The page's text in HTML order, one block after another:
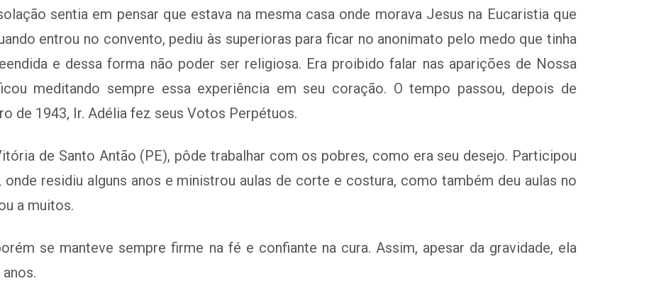
sentia em pensar que estava na mesma casa onde morava Jesus na Eucaristia que
entrou no convento, pediu às superioras para ficar no anonimato pelo medo que tinha
e dessa forma não poder ser religiosa. Era proibido falar nas aparições de Nossa
meditando sempre essa experiência em seu coração. O tempo passou, depois de
de 1943, Ir. Adélia fez seus Votos Perpétuos.
de Santo Antão (PE), pôde trabalhar com os pobres, como era seu desejo. Participou
onde residiu alguns anos e ministrou aulas de corte e costura, como também deu aulas no
a muitos.
se manteve sempre firme na fé e confiante na cura. Assim, apesar da gravidade, ela